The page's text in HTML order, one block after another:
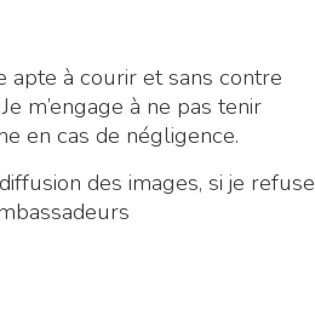
apte à courir et sans contre
m’engage à ne pas tenir
en cas de négligence.
des images, si je refuse